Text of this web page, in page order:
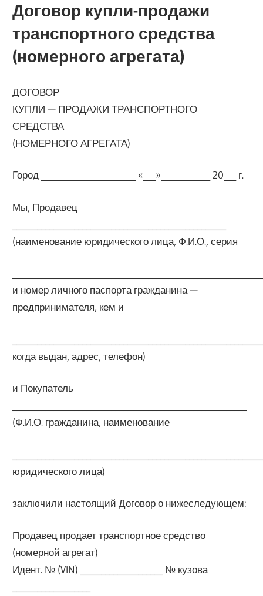
Договор купли-продажи
транспортного средства
(номерного агрегата)
ДОГОВОР
КУПЛИ — ПРОДАЖИ ТРАНСПОРТНОГО
СРЕДСТВА
(НОМЕРНОГО АГРЕГАТА)
Город _______________________ «___»____________ 20___ г.
Мы, Продавец
(наименование юридического лица, Ф.И.О., серия
и номер личного паспорта гражданина —
предпринимателя, кем и
когда выдан, адрес, телефон)
и Покупатель
(Ф.И.О. гражданина, наименование
юридического лица)
заключили настоящий Договор о нижеследующем:
Продавец продает транспортное средство
(номерной агрегат)
Идент. № (VIN) ____________________ № кузова